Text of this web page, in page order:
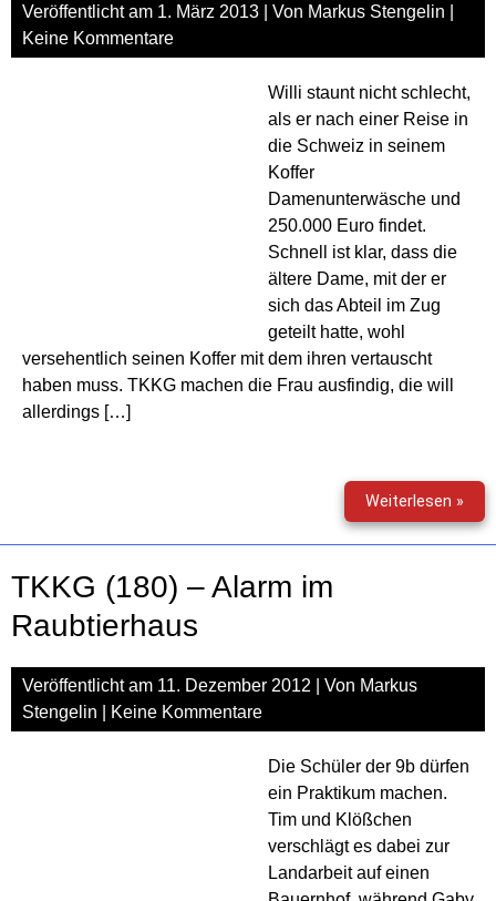
Veröffentlicht am 1. März 2013 | Von Markus Stengelin
Keine Kommentare
Willi staunt nicht schlecht,
als er nach einer Reise in
die Schweiz in seinem
Koffer
Damenunterwäsche und
250.000 Euro findet.
Schnell ist klar, dass die
ältere Dame, mit der er
sich das Abteil im Zug
geteilt hatte, wohl
versehentlich seinen Koffer mit dem ihren vertauscht
haben muss. TKKG machen die Frau ausfindig, die will
allerdings […]
Weiterlesen »
–
TKKG (180) – Alarm im
Raubtierhaus
Veröffentlicht am 11. Dezember 2012 | Von Markus
Stengelin
Keine Kommentare
Die Schüler der 9b dürfen
ein Praktikum machen.
Tim und Klößchen
verschlägt es dabei zur
Landarbeit auf einen